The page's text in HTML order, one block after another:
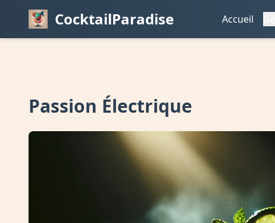
CocktailParadise Accueil
Passion Électrique